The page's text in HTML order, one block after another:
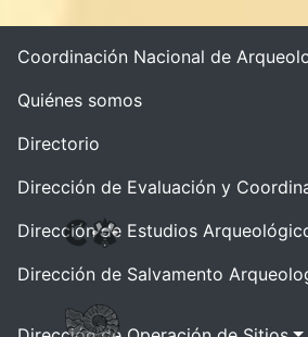
Coordinación Nacional de
Quiénes somos
Directorio
Dirección de Evaluación y
Dirección de Estudios
Dirección de Salvamento